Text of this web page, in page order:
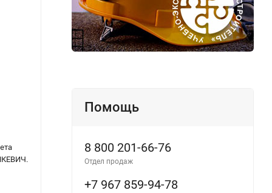
Воздушный кодекс Российской Федерации.
Федеральный закон от 19.03.1997 № 60-ФЗ
от 03.08.2018 № 342-ФЗ
Помощь
8 800 201-66-76
Отдел продаж
+7 967 859-94-78